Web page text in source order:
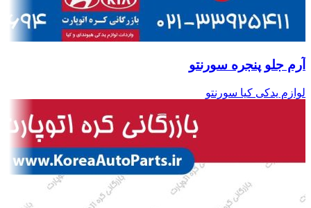
آرم جلو پنجره سورنتو
لوازم یدکی کیا سورنتو